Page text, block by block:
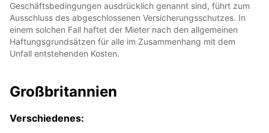
Geschäftsbedingungen ausdrücklich genannt sind, führt zum
Ausschluss des abgeschlossenen Versicherungsschutzes. In
einem solchen Fall haftet der Mieter nach den allgemeinen
Haftungsgrundsätzen für alle im Zusammenhang mit dem
Unfall entstehenden Kosten.
Großbritannien
Verschiedenes: